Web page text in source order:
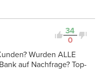
34
0
Wurden ALLE
auf Nachfrage? Top-